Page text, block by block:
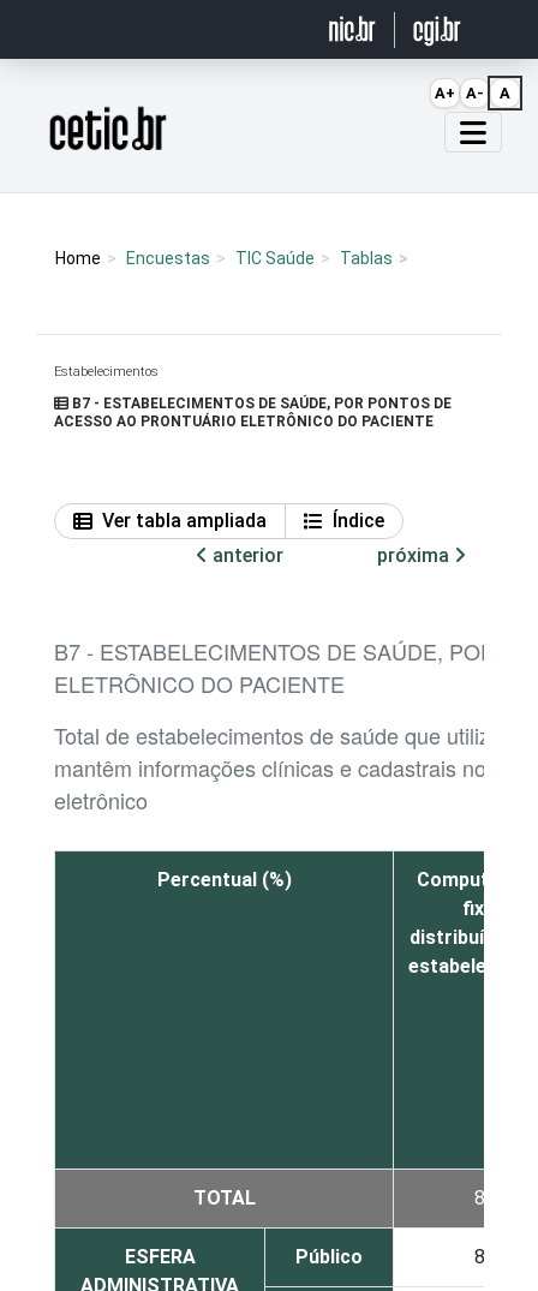
Página inicial
Home Encuestas TIC Saúde Tablas
Estabelecimentos
B7 - ESTABELECIMENTOS DE SAÚDE, POR PONTOS DE
ACESSO AO PRONTUÁRIO ELETRÔNICO DO PACIENTE
Ver tabla ampliada
Índice
anterior
próxima
B7 - ESTABELECIMENTOS DE SAÚDE, POR
ELETRÔNICO DO PACIENTE
Total de estabelecimentos de saúde que
mantêm informações clínicas e cadastrais nos
eletrônico
Percentual (%)
fixos
distribuídos
TOTAL 80
ESFERA
ADMINISTRATIVA
Público 85
A+ A- A